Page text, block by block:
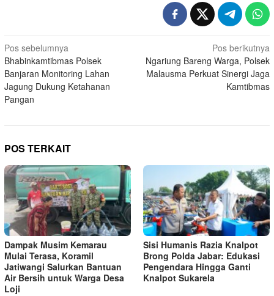
Navigasi
pos
Pos sebelumnya
Bhabinkamtibmas Polsek
Banjaran Monitoring Lahan
Jagung Dukung Ketahanan
Pangan
Pos berikutnya
Ngariung Bareng Warga, Polsek
Malausma Perkuat Sinergi Jaga
Kamtibmas
POS TERKAIT
Dampak Musim Kemarau
Mulai Terasa, Koramil
Jatiwangi Salurkan Bantuan
Air Bersih untuk Warga Desa
Loji
Sisi Humanis Razia Knalpot
Brong Polda Jabar: Edukasi
Pengendara Hingga Ganti
Knalpot Sukarela